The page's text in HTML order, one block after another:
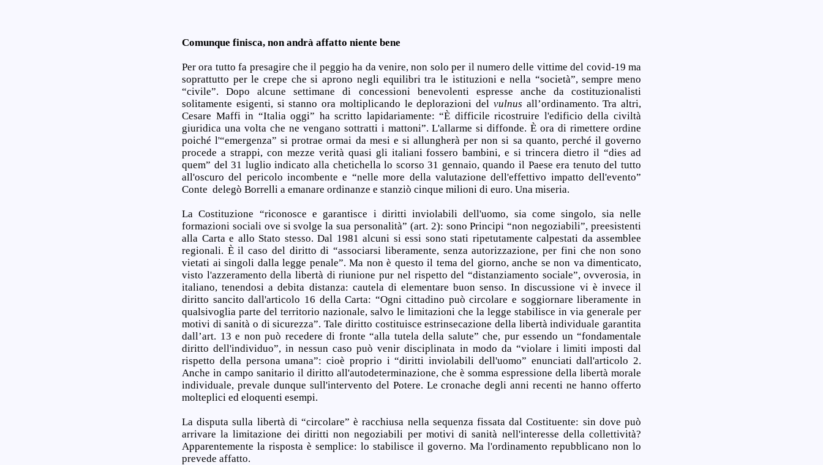
Comunque finisca, non andrà affatto niente bene
Per ora tutto fa presagire che il peggio ha da venire, non solo per il numero delle vittime del covid-19 ma
soprattutto per le crepe che si aprono negli equilibri tra le istituzioni e nella “società”, sempre meno
“civile”. Dopo alcune settimane di concessioni benevolenti espresse anche da costituzionalisti
solitamente esigenti, si stanno ora moltiplicando le deplorazioni del vulnus all’ordinamento. Tra altri,
Cesare Maffi in “Italia oggi” ha scritto lapidariamente: “È difficile ricostruire l'edificio della civiltà
giuridica una volta che ne vengano sottratti i mattoni”. L'allarme si diffonde. È ora di rimettere ordine
poiché l'“emergenza” si protrae ormai da mesi e si allungherà per non si sa quanto, perché il governo
procede a strappi, con mezze verità quasi gli italiani fossero bambini, e si trincera dietro il “dies ad
quem” del 31 luglio indicato alla chetichella lo scorso 31 gennaio, quando il Paese era tenuto del tutto
all'oscuro del pericolo incombente e “nelle more della valutazione dell'effettivo impatto dell'evento”
Conte delegò Borrelli a emanare ordinanze e stanziò cinque milioni di euro. Una miseria.
La Costituzione “riconosce e garantisce i diritti inviolabili dell'uomo, sia come singolo, sia nelle
formazioni sociali ove si svolge la sua personalità” (art. 2): sono Principi “non negoziabili”, preesistenti
alla Carta e allo Stato stesso. Dal 1981 alcuni si essi sono stati ripetutamente calpestati da assemblee
regionali. È il caso del diritto di “associarsi liberamente, senza autorizzazione, per fini che non sono
vietati ai singoli dalla legge penale”. Ma non è questo il tema del giorno, anche se non va dimenticato,
visto l'azzeramento della libertà di riunione pur nel rispetto del “distanziamento sociale”, ovverosia, in
italiano, tenendosi a debita distanza: cautela di elementare buon senso. In discussione vi è invece il
diritto sancito dall'articolo 16 della Carta: “Ogni cittadino può circolare e soggiornare liberamente in
qualsivoglia parte del territorio nazionale, salvo le limitazioni che la legge stabilisce in via generale per
motivi di sanità o di sicurezza”. Tale diritto costituisce estrinsecazione della libertà individuale garantita
dall’art. 13 e non può recedere di fronte “alla tutela della salute” che, pur essendo un “fondamentale
diritto dell'individuo”, in nessun caso può venir disciplinata in modo da “violare i limiti imposti dal
rispetto della persona umana”: cioè proprio i “diritti inviolabili dell'uomo” enunciati dall'articolo 2.
Anche in campo sanitario il diritto all'autodeterminazione, che è somma espressione della libertà morale
individuale, prevale dunque sull'intervento del Potere. Le cronache degli anni recenti ne hanno offerto
molteplici ed eloquenti esempi.
La disputa sulla libertà di “circolare” è racchiusa nella sequenza fissata dal Costituente: sin dove può
arrivare la limitazione dei diritti non negoziabili per motivi di sanità nell'interesse della collettività?
Apparentemente la risposta è semplice: lo stabilisce il governo. Ma l'ordinamento repubblicano non lo
prevede affatto.